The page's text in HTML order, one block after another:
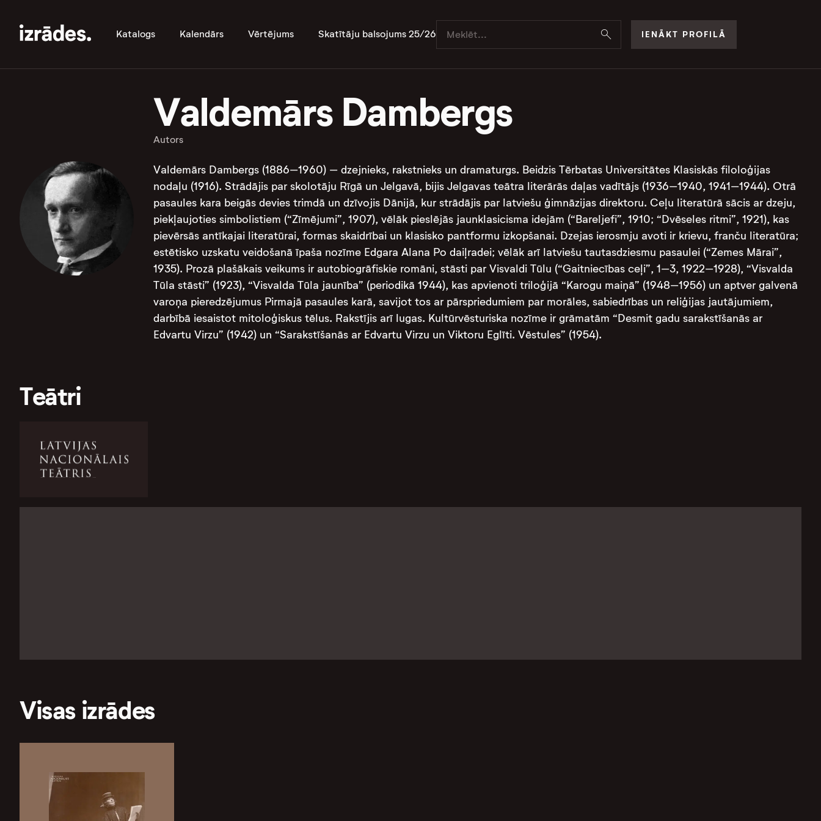
Katalogs Kalendārs Vērtējums Skatītāju balsojums 25/26 IENĀKT PROFILĀ
Valdemārs Dambergs
Autors
Valdemārs Dambergs (1886–1960) – dzejnieks, rakstnieks un dramaturgs. Beidzis Tērbatas Universitātes Klasiskās filoloģijas
nodaļu (1916). Strādājis par skolotāju Rīgā un Jelgavā, bijis Jelgavas teātra literārās daļas vadītājs (1936–1940, 1941–1944). Otrā
pasaules kara beigās devies trimdā un dzīvojis Dānijā, kur strādājis par latviešu ģimnāzijas direktoru. Ceļu literatūrā sācis ar dzeju,
piekļaujoties simbolistiem (“Zīmējumi”, 1907), vēlāk pieslējās jaunklasicisma idejām (“Bareljefi”, 1910; “Dvēseles ritmi”, 1921), kas
pievērsās antīkajai literatūrai, formas skaidrībai un klasisko pantformu izkopšanai. Dzejas ierosmju avoti ir krievu, franču literatūra;
estētisko uzskatu veidošanā īpaša nozīme Edgara Alana Po daiļradei; vēlāk arī latviešu tautasdziesmu pasaulei (“Zemes Mārai”,
1935). Prozā plašākais veikums ir autobiogrāfiskie romāni, stāsti par Visvaldi Tūlu (“Gaitniecības ceļi”, 1–3, 1922–1928), “Visvalda
Tūla stāsti” (1923), “Visvalda Tūla jaunība” (periodikā 1944), kas apvienoti triloģijā “Karogu maiņā” (1948–1956) un aptver galvenā
varoņa pieredzējumus Pirmajā pasaules karā, savijot tos ar pārspriedumiem par morāles, sabiedrības un reliģijas jautājumiem,
darbībā iesaistot mitoloģiskus tēlus. Rakstījis arī lugas. Kultūrvēsturiska nozīme ir grāmatām “Desmit gadu sarakstīšanās ar
Edvartu Virzu” (1942) un “Sarakstīšanās ar Edvartu Virzu un Viktoru Eglīti. Vēstules” (1954).
Teātri
Visas izrādes